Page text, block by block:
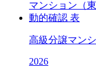
高級分譲マン
2026